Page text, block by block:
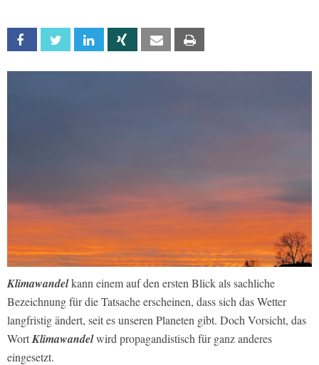
Facebook Twitter Linkedin Xing Email
Klimawandelkann einem auf den ersten Blick als sachliche
Bezeichnung für die Tatsache erscheinen, dass sich das Wetter
langfristig ändert, seit es unseren Planeten gibt. Doch Vorsicht, das
WortKlimawandelwird propagandistisch für ganz anderes
eingesetzt.